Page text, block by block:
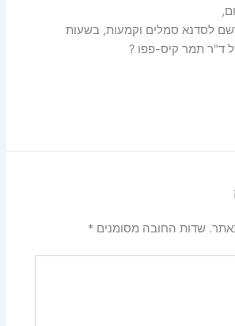
לסדנא סמלים וקמעות, בשעות
שדות החובה מסומנים*